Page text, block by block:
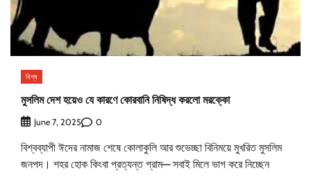
বিশ্ব
মুসলিম দেশ হয়েও যে কারণে কোরবানি নিষিদ্ধ করলো মরক্কো
June 7, 2025 0
বিশ্বব্যাপী ঈদের নামাজ শেষে কোলাকুলি আর শুভেচ্ছা বিনিময়ে মুখরিত মুসলিম
জনপদ। শহর হোক কিংবা প্রত্যন্ত গ্রাম— সবাই মিলে ভাগ করে নিচ্ছেন